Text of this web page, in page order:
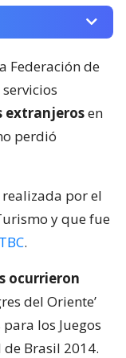
Federación de
extranjerosen
perdió
por el
y que fue
.
ocurrieron
del Oriente’
los Juegos
Brasil 2014.